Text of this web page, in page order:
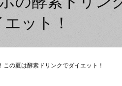
ット！
の夏は酵素ドリンクでダイエット！